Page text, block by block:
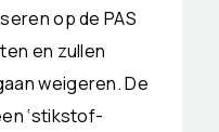
op de PAS
en zullen
weigeren. De
‘stikstof-